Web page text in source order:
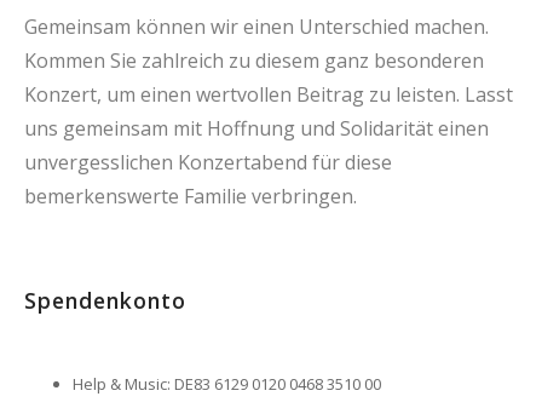
Gemeinsam können wir einen Unterschied machen.
Kommen Sie zahlreich zu diesem ganz besonderen
Konzert, um einen wertvollen Beitrag zu leisten. Lasst
uns gemeinsam mit Hoffnung und Solidarität einen
unvergesslichen Konzertabend für diese
bemerkenswerte Familie verbringen.
Spendenkonto
Help & Music: DE83 6129 0120 0468 3510 00